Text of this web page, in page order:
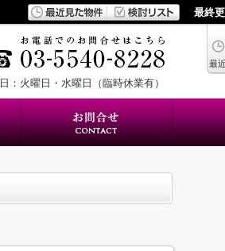
最終
最
：火曜日・水曜日（臨時休業有）